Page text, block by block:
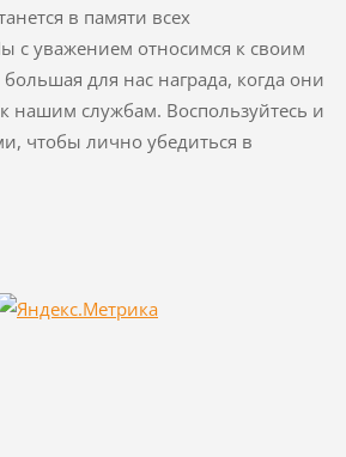
в памяти всех
с уважением относимся к своим
для нас награда, когда они
нашим службам. Воспользуйтесь и
чтобы лично убедиться в